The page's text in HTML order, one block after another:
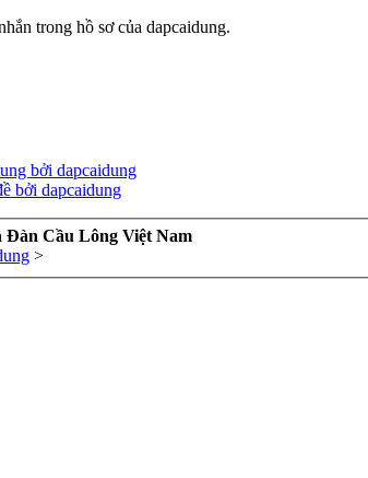
trong hồ sơ của dapcaidung.
bởi dapcaidung
bởi dapcaidung
Cầu Lông Việt Nam
>